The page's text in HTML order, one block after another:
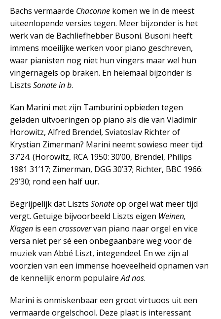
Bachs vermaarde Chaconne komen we in de meest
uiteenlopende versies tegen. Meer bijzonder is het
werk van de Bachliefhebber Busoni. Busoni heeft
immens moeilijke werken voor piano geschreven,
waar pianisten nog niet hun vingers maar wel hun
vingernagels op braken. En helemaal bijzonder is
Liszts Sonate in b.
Kan Marini met zijn Tamburini opbieden tegen
geladen uitvoeringen op piano als die van Vladimir
Horowitz, Alfred Brendel, Sviatoslav Richter of
Krystian Zimerman? Marini neemt sowieso meer tijd:
37’24. (Horowitz, RCA 1950: 30’00, Brendel, Philips
1981 31’17; Zimerman, DGG 30’37; Richter, BBC 1966:
29’30; rond een half uur.
Begrijpelijk dat Liszts Sonateop orgel wat meer tijd
vergt. Getuige bijvoorbeeld Liszts eigen Weinen,
Klagen is een crossovervan piano naar orgel en vice
versa niet per sé een onbegaanbare weg voor de
muziek van Abbé Liszt, integendeel. En we zijn al
voorzien van een immense hoeveelheid opnamen van
de kennelijk enorm populaireAd nos.
Marini is onmiskenbaar een groot virtuoos uit een
vermaarde orgelschool. Deze plaat is interessant